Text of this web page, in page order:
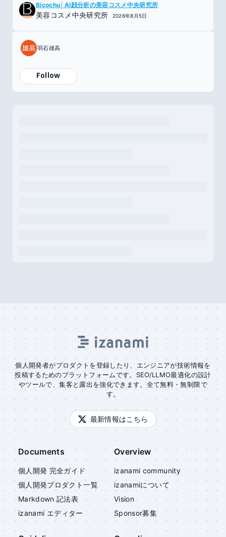
Bicochu│AI顔分析の美容コスメ中央研究所
美容コスメ中央研究所 2026年8月5日
羽石雄高
Follow
個人開発者がプロダクトを登録したり、エンジニアが技術情報を
投稿するためのプラットフォームです。SEO/LLMO最適化の設計
やツールで、集客と露出を強化できます。全て無料・無制限で
す。
最新情報はこちら
Documents
個人開発 完全ガイド
個人開発プロダクト一覧
Markdown 記法表
izanami エディター
Overview
izanami community
izanamiについて
Vision
Sponsor募集